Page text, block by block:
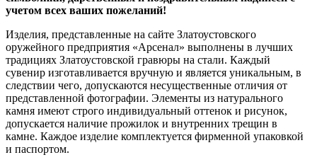
учетом всех ваших пожеланий!
Изделия, представленные на сайте Златоустовского
оружейного предприятия «Арсенал» выполнены в лучших
традициях Златоустовской гравюры на стали. Каждый
сувенир изготавливается вручную и является уникальным, в
следствии чего, допускаются несущественные отличия от
представленной фотографии. Элементы из натурального
камня имеют строго индивидуальный оттенок и рисунок,
допускается наличие прожилок и внутренних трещин в
камне. Каждое изделие комплектуется фирменной упаковкой
и паспортом.